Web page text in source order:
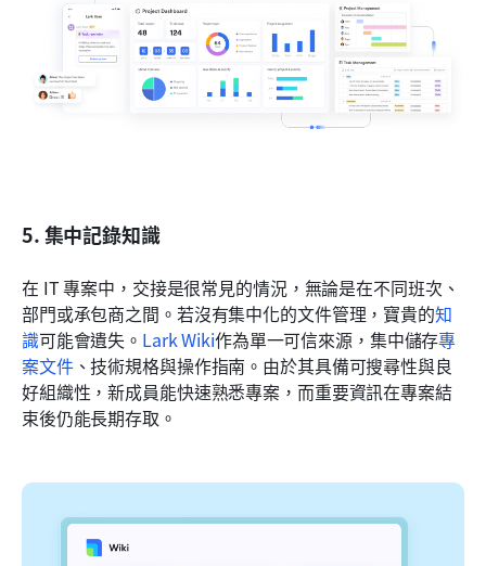
5. 集中記錄知識
在 IT 專案中，交接是很常見的情況，無論是在不同班次、
部門或承包商之間。若沒有集中化的文件管理，寶貴的知
識可能會遺失。 Lark Wiki作為單一可信來源，集中儲存專
案文件、技術規格與操作指南。由於其具備可搜尋性與良
好組織性，新成員能快速熟悉專案，而重要資訊在專案結
束後仍能長期存取。